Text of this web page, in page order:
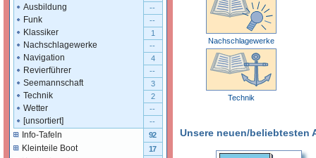
Nachschlagewerke
Technik
Unsere neuen/beliebtesten
Ausbildung --
Funk --
Klassiker 1
Nachschlagewerke --
Navigation 4
Revierführer --
Seemannschaft 3
Technik 2
Wetter --
[unsortiert] --
Info-Tafeln 92
Kleinteile Boot 17